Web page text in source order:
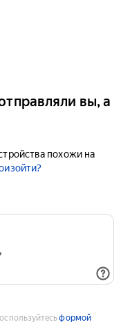
вы, а
похожи на
формой